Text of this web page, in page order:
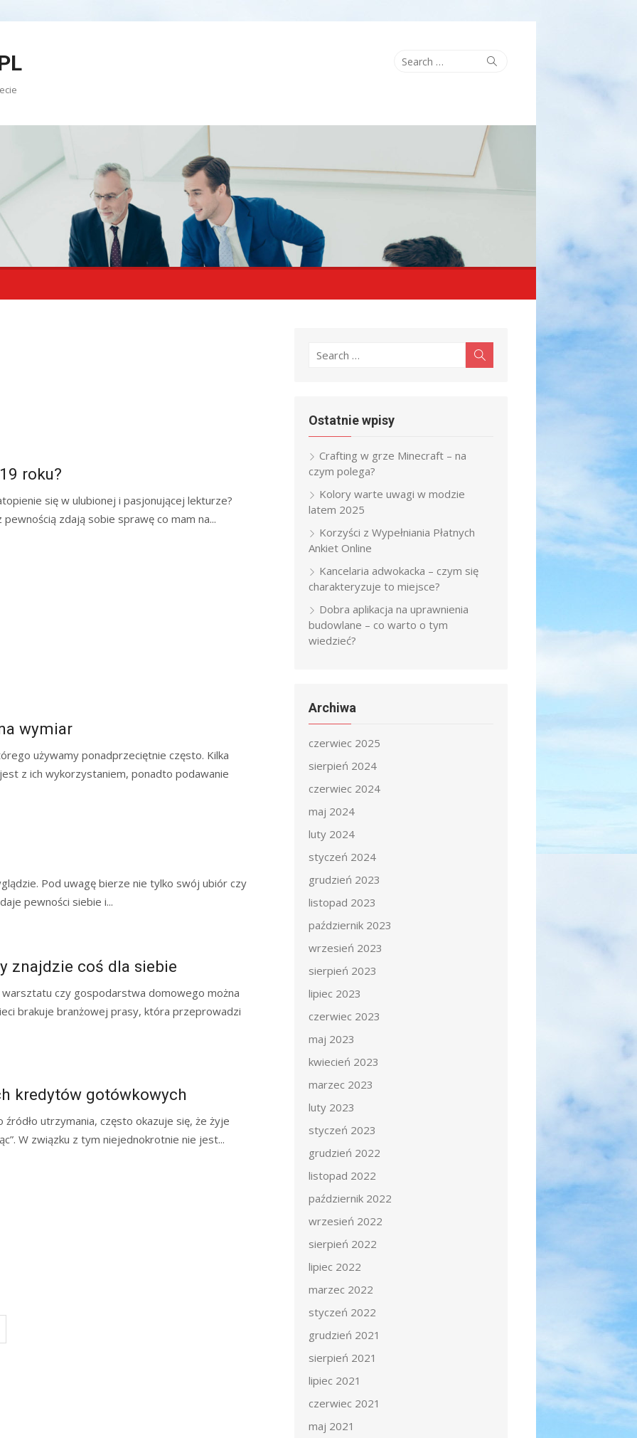
Search
Search
roku?
się w ulubionej i pasjonującej lekturze?
zdają sobie sprawę co mam na...
wymiar
używamy ponadprzeciętnie często. Kilka
z ich wykorzystaniem, ponadto podawanie
Pod uwagę bierze nie tylko swój ubiór czy
pewności siebie i...
znajdzie coś dla siebie
czy gospodarstwa domowego można
brakuje branżowej prasy, która przeprowadzi
kredytów gotówkowych
źródło utrzymania, często okazuje się, że żyje
W związku z tym niejednokrotnie nie jest...
Search
Ostatnie wpisy
Crafting w grze Minecraft – na
czym polega?
Kolory warte uwagi w modzie
latem 2025
Korzyści z Wypełniania Płatnych
Ankiet Online
Kancelaria adwokacka – czym się
charakteryzuje to miejsce?
Dobra aplikacja na uprawnienia
budowlane – co warto o tym
wiedzieć?
Archiwa
czerwiec 2025
sierpień 2024
czerwiec 2024
maj 2024
luty 2024
styczeń 2024
grudzień 2023
listopad 2023
październik 2023
wrzesień 2023
sierpień 2023
lipiec 2023
czerwiec 2023
maj 2023
kwiecień 2023
marzec 2023
luty 2023
styczeń 2023
grudzień 2022
listopad 2022
październik 2022
wrzesień 2022
sierpień 2022
lipiec 2022
marzec 2022
styczeń 2022
grudzień 2021
sierpień 2021
lipiec 2021
czerwiec 2021
maj 2021